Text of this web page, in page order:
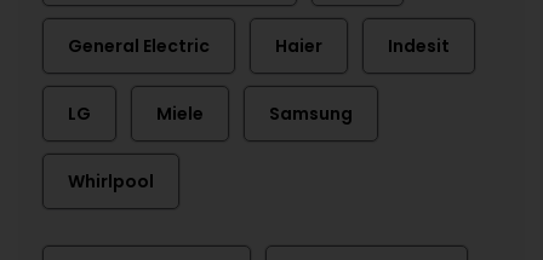
General Electric Haier Indesit
LG Miele Samsung
Whirlpool